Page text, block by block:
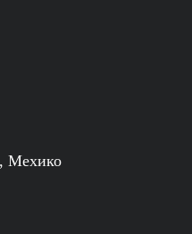
Мехико